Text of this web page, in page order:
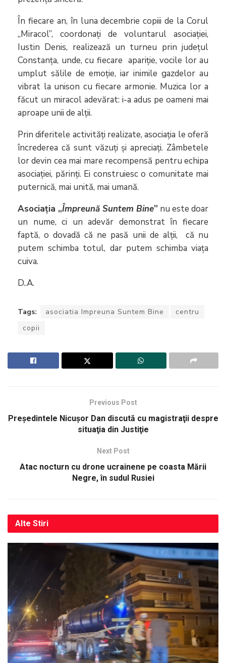
În fiecare an, în luna decembrie copiii de la Corul
„Miracol”, coordonați de voluntarul asociației,
Iustin Denis, realizează un turneu prin județul
Constanța, unde, cu fiecare apariție, vocile lor au
umplut sălile de emoție, iar inimile gazdelor au
vibrat la unison cu fiecare armonie. Muzica lor a
făcut un miracol adevărat: i-a adus pe oameni mai
aproape unii de alții.
Prin diferitele activități realizate, asociația le oferă
încrederea că sunt văzuți și apreciați. Zâmbetele
lor devin cea mai mare recompensă pentru echipa
asociației, părinți. Ei construiesc o comunitate mai
puternică, mai unită, mai umană.
Asociația „Împreună Suntem Bine” nu este doar
un nume, ci un adevăr demonstrat în fiecare
faptă, o dovadă că ne pasă unii de alții, că nu
putem schimba totul, dar putem schimba viața
cuiva.
D..A.
Tags: asociatia Impreuna Suntem Bine
centru
copii
Previous Post
Preşedintele Nicuşor Dan discută cu magistraţii despre
situaţia din Justiţie
Next Post
Atac nocturn cu drone ucrainene pe coasta Mării
Negre, în sudul Rusiei
Alte Stiri